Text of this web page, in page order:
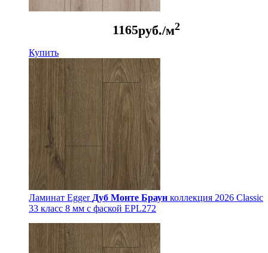
1165руб./м2
Купить
Ламинат Egger Дуб Монте Браун коллекция 2026 Classic
33 класс 8 мм с фаской EPL272